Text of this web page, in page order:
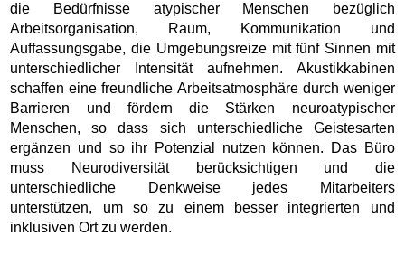
die Bedürfnisse atypischer Menschen bezüglich
Arbeitsorganisation, Raum, Kommunikation und
Auffassungsgabe, die Umgebungsreize mit fünf Sinnen mit
unterschiedlicher Intensität aufnehmen. Akustikkabinen
schaffen eine freundliche Arbeitsatmosphäre durch weniger
Barrieren und fördern die Stärken neuroatypischer
Menschen, so dass sich unterschiedliche Geistesarten
ergänzen und so ihr Potenzial nutzen können. Das Büro
muss Neurodiversität berücksichtigen und die
unterschiedliche Denkweise jedes Mitarbeiters
unterstützen, um so zu einem besser integrierten und
inklusiven Ort zu werden.